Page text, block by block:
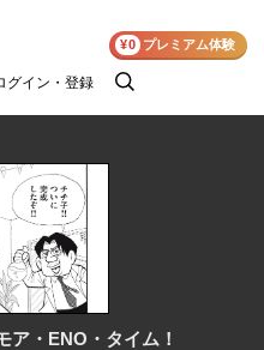
グイン・登録
検
¥0 プレミアム体験
・ENO・タイム！